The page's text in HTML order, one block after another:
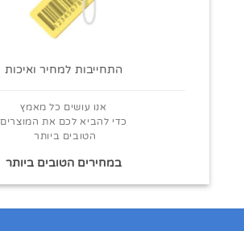
התחייבות למחיר ואיכות
אנו עושים כל מאמץ
כדי להביא לכם את המוצרים
הטובים ביותר
במחירים הטובים ביותר